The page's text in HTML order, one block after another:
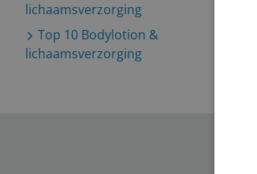
lichaamsverzorging
Top 10 Bodylotion &
lichaamsverzorging